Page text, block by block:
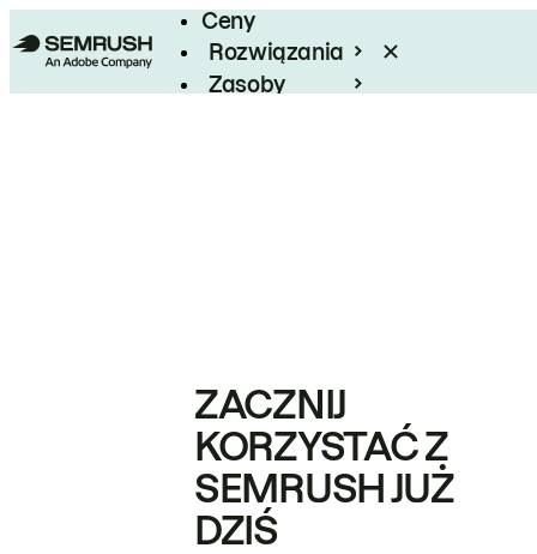
Ceny
Rozwiązania
Zasoby
ZACZNIJ
KORZYSTAĆ Z
SEMRUSH JUŻ
DZIŚ